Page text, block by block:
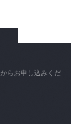
からお申し込みくだ